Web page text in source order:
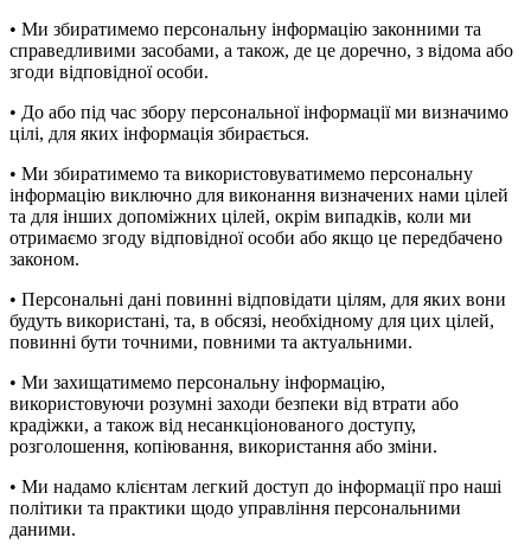
• Ми збиратимемо персональну інформацію законними та
справедливими засобами, а також, де це доречно, з відома або
згоди відповідної особи.
• До або під час збору персональної інформації ми визначимо
цілі, для яких інформація збирається.
• Ми збиратимемо та використовуватимемо персональну
інформацію виключно для виконання визначених нами цілей
та для інших допоміжних цілей, окрім випадків, коли ми
отримаємо згоду відповідної особи або якщо це передбачено
законом.
• Персональні дані повинні відповідати цілям, для яких вони
будуть використані, та, в обсязі, необхідному для цих цілей,
повинні бути точними, повними та актуальними.
• Ми захищатимемо персональну інформацію,
використовуючи розумні заходи безпеки від втрати або
крадіжки, а також від несанкціонованого доступу,
розголошення, копіювання, використання або зміни.
• Ми надамо клієнтам легкий доступ до інформації про наші
політики та практики щодо управління персональними
даними.